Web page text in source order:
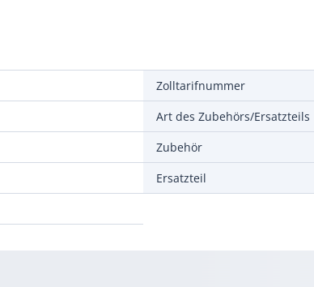
Zolltarifnummer
Art des Zubehörs/Ersatzteils
Zubehör
Ersatzteil